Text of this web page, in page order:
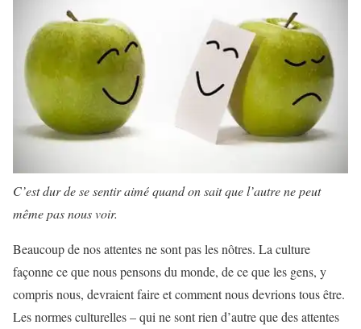
C’est dur de se sentir aimé quand on sait que l’autre ne peut
même pas nous voir.
Beaucoup de nos attentes ne sont pas les nôtres. La culture
façonne ce que nous pensons du monde, de ce que les gens, y
compris nous, devraient faire et comment nous devrions tous être.
Les normes culturelles – qui ne sont rien d’autre que des attentes